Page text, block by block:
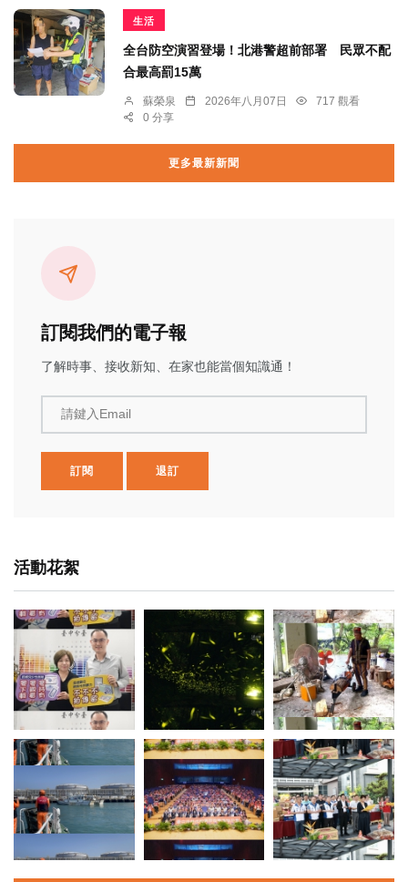
生活
全台防空演習登場！北港警超前部署 民眾不配
合最高罰15萬
蘇榮泉 2026年八月07日
717 觀看
0 分享
更多最新新聞
訂閱我們的電子報
了解時事、接收新知、在家也能當個知識通！
請鍵入Email
訂閱 退訂
活動花絮